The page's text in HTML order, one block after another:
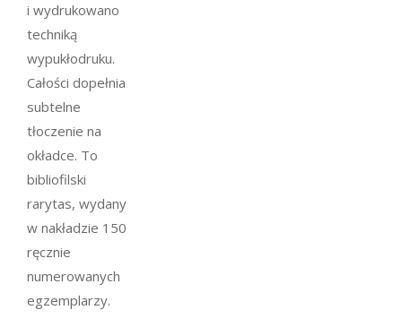
i wydrukowano
techniką
wypukłodruku.
Całości dopełnia
subtelne
tłoczenie na
okładce. To
bibliofilski
rarytas, wydany
w nakładzie 150
ręcznie
numerowanych
egzemplarzy.